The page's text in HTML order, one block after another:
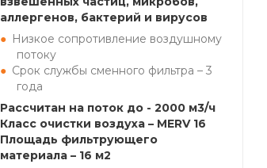
аллергенов, бактерий и вирусов
Низкое сопротивление воздушному
потоку
Срок службы сменного фильтра – 3
года
Рассчитан на поток до - 2000 м3/ч
Класс очистки воздуха – MERV 16
Площадь фильтрующего
материала – 16 м2